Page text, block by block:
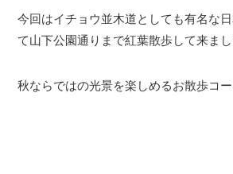
今回はイチョウ並木道としても有名な
て山下公園通りまで紅葉散歩して来まし
秋ならではの光景を楽しめるお散歩コー